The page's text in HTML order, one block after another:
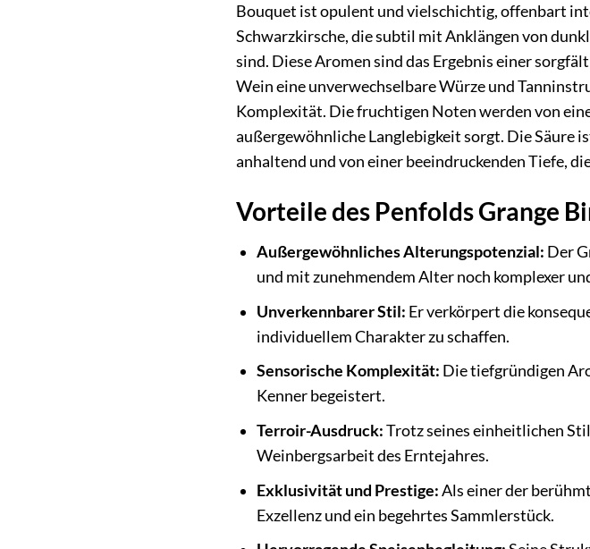
Bouquet ist opulent und vielschichtig, offenbart
Schwarzkirsche, die subtil mit Anklängen von
sind. Diese Aromen sind das Ergebnis einer
Wein eine unverwechselbare Würze und
Komplexität. Die fruchtigen Noten werden von
außergewöhnliche Langlebigkeit sorgt. Die Säure
anhaltend und von einer beeindruckenden Tiefe,
Vorteile des Penfolds Grange
Außergewöhnliches Alterungspotenzial: Der
und mit zunehmendem Alter noch komplexer
Unverkennbarer Stil: Er verkörpert die
individuellem Charakter zu schaffen.
Sensorische Komplexität: Die tiefgründigen
Kenner begeistert.
Terroir-Ausdruck:Trotz seines einheitlichen
Weinbergsarbeit des Erntejahres.
Exklusivität und Prestige:Als einer der
Exzellenz und ein begehrtes Sammlerstück.